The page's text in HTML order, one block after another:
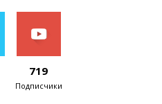
719
Подписчики